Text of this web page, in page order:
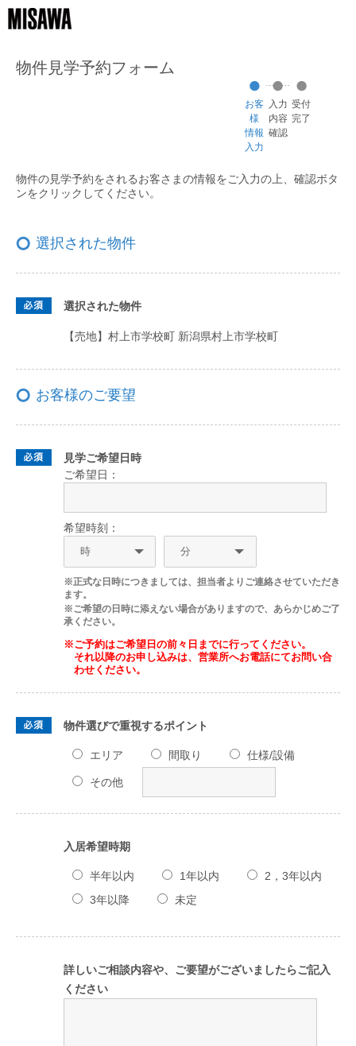
物件見学予約フォーム
お客
様
情報
入力
入力
内容
確認
受付
完了
物件の見学予約をされるお客さまの情報をご入力の上、 確認ボタ
ンをクリックしてください。
選択された物件
選択された物件
【売地】村上市学校町 新潟県村上市学校町
お客様のご要望
見学ご希望日時
ご希望日：
希望時刻：
※正式な日時につきましては、担当者よりご連絡させていただき
ます。
※ご希望の日時に添えない場合がありますので、あらかじめご了
承ください。
※ご予約はご希望日の前々日までに行ってください。
それ以降のお申し込みは、営業所へお電話にてお問い合
わせください。
物件選びで重視するポイント
エリア 間取り 仕様/設備
その他
入居希望時期
半年以内 1年以内
2，3年以内
3年以降
未定
詳しいご相談内容や、ご要望がございましたらご記入
ください